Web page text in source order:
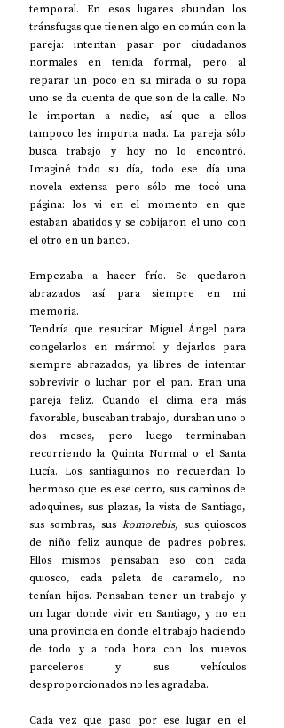
temporal. En esos lugares abundan los
tránsfugas que tienen algo en común con la
pareja: intentan pasar por ciudadanos
normales en tenida formal, pero al
reparar un poco en su mirada o su ropa
uno se da cuenta de que son de la calle. No
le importan a nadie, así que a ellos
tampoco les importa nada. La pareja sólo
busca trabajo y hoy no lo encontró.
Imaginé todo su día, todo ese día una
novela extensa pero sólo me tocó una
página: los vi en el momento en que
estaban abatidos y se cobijaron el uno con
el otro en un banco.
Empezaba a hacer frío. Se quedaron
abrazados así para siempre en mi
memoria.
Tendría que resucitar Miguel Ángel para
congelarlos en mármol y dejarlos para
siempre abrazados, ya libres de intentar
sobrevivir o luchar por el pan. Eran una
pareja feliz. Cuando el clima era más
favorable, buscaban trabajo, duraban uno o
dos meses, pero luego terminaban
recorriendo la Quinta Normal o el Santa
Lucía. Los santiaguinos no recuerdan lo
hermoso que es ese cerro, sus caminos de
adoquines, sus plazas, la vista de Santiago,
sus sombras, sus komorebis, sus quioscos
de niño feliz aunque de padres pobres.
Ellos mismos pensaban eso con cada
quiosco, cada paleta de caramelo, no
tenían hijos. Pensaban tener un trabajo y
un lugar donde vivir en Santiago, y no en
una provincia en donde el trabajo haciendo
de todo y a toda hora con los nuevos
parceleros y sus vehículos
desproporcionados no les agradaba.
Cada vez que paso por ese lugar en el